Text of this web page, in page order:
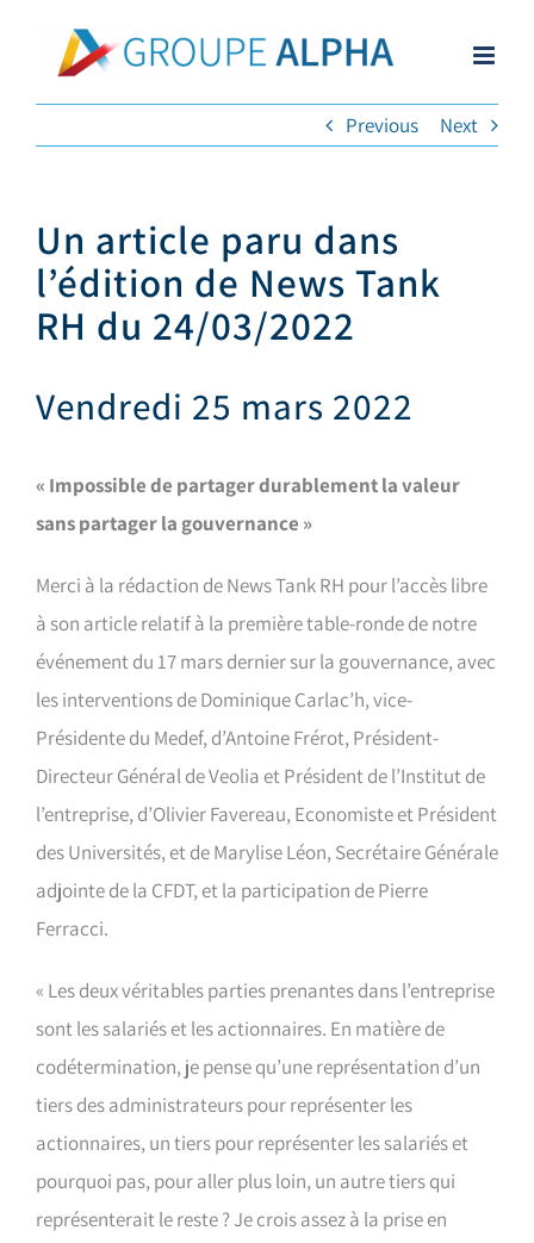
Previous
Next
Un article paru dans
l’édition de News Tank
RH du 24/03/2022
Vendredi 25 mars 2022
« Impossible de partager durablement la valeur
sans partager la gouvernance »
Merci à la rédaction de News Tank RH pour l’accès libre
à son article relatif à la première table-ronde de notre
événement du 17 mars dernier sur la gouvernance, avec
les interventions de Dominique Carlac’h, vice-
Présidente du Medef, d’Antoine Frérot, Président-
Directeur Général de Veolia et Président de l’Institut de
l’entreprise, d’Olivier Favereau, Economiste et Président
des Universités, et de Marylise Léon, Secrétaire Générale
adjointe de la CFDT, et la participation de Pierre
Ferracci.
« Les deux véritables parties prenantes dans l’entreprise
sont les salariés et les actionnaires. En matière de
codétermination, je pense qu’une représentation d’un
tiers des administrateurs pour représenter les
actionnaires, un tiers pour représenter les salariés et
pourquoi pas, pour aller plus loin, un autre tiers qui
représenterait le reste ? Je crois assez à la prise en